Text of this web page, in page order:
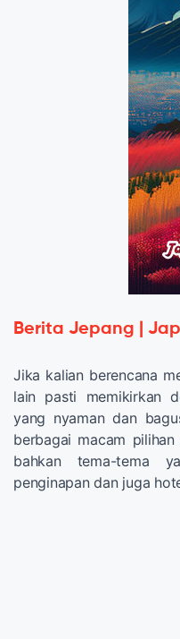
Berita Jepang |
Jika kalian berencana
lain pasti memikirkan
yang nyaman dan
berbagai macam pilihan
bahkan tema-tema
penginapan dan juga